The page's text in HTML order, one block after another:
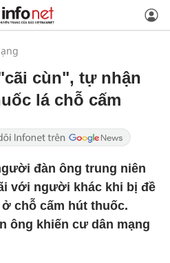
cùn", tự nhận
lá chỗ cấm
đàn ông trung niên
với người khác khi bị đề
chỗ cấm hút thuốc.
ông khiến cư dân mạng